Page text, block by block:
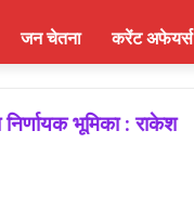
जन चेतना करेंट अफेयर्स
भूमिका : राकेश